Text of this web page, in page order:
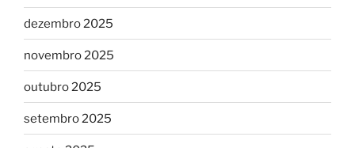
dezembro 2025
novembro 2025
outubro 2025
setembro 2025